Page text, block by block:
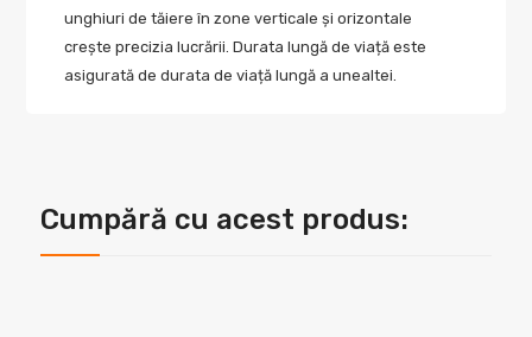
unghiuri de tăiere în zone verticale și orizontale
crește precizia lucrării. Durata lungă de viață este
asigurată de durata de viață lungă a unealtei.
Cumpără cu acest produs: